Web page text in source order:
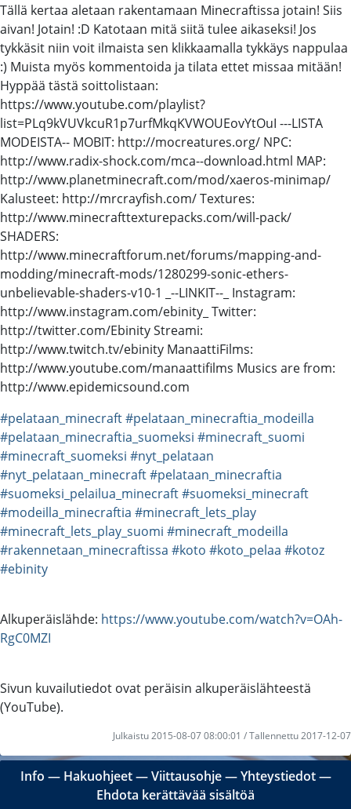
Tällä kertaa aletaan rakentamaan Minecraftissa jotain! Siis
aivan! Jotain! :D Katotaan mitä siitä tulee aikaseksi! Jos
tykkäsit niin voit ilmaista sen klikkaamalla tykkäys nappulaa
:) Muista myös kommentoida ja tilata ettet missaa mitään!
Hyppää tästä soittolistaan:
https://www.youtube.com/playlist?
list=PLq9kVUVkcuR1p7urfMkqKVWOUEovYtOuI ---LISTA
MODEISTA-- MOBIT: http://mocreatures.org/ NPC:
http://www.radix-shock.com/mca--download.html MAP:
http://www.planetminecraft.com/mod/xaeros-minimap/
Kalusteet: http://mrcrayfish.com/ Textures:
http://www.minecrafttexturepacks.com/will-pack/
SHADERS:
http://www.minecraftforum.net/forums/mapping-and-
modding/minecraft-mods/1280299-sonic-ethers-
unbelievable-shaders-v10-1 _--LINKIT--_ Instagram:
http://www.instagram.com/ebinity_ Twitter:
http://twitter.com/Ebinity Streami:
http://www.twitch.tv/ebinity ManaattiFilms:
http://www.youtube.com/manaattifilms Musics are from:
http://www.epidemicsound.com
#pelataan_minecraft#pelataan_minecraftia_modeilla
#pelataan_minecraftia_suomeksi #minecraft_suomi
#minecraft_suomeksi #nyt_pelataan
#nyt_pelataan_minecraft#pelataan_minecraftia
#suomeksi_pelailua_minecraft#suomeksi_minecraft
#modeilla_minecraftia #minecraft_lets_play
#minecraft_lets_play_suomi #minecraft_modeilla
#rakennetaan_minecraftissa #koto #koto_pelaa #kotoz
#ebinity
Alkuperäislähde: https://www.youtube.com/watch?v=OAh-
RgC0MZI
Sivun kuvailutiedot ovat peräisin alkuperäislähteestä
(YouTube).
Julkaistu 2015-08-07 08:00:01 / Tallennettu 2017-12-07
Info ― Hakuohjeet―Viittausohje―Yhteystiedot―
Ehdota kerättävää sisältöä